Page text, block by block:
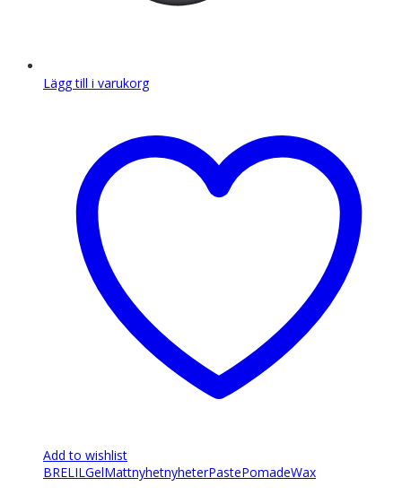
Lägg till i varukorg
Add to wishlist
BRELILGelMattnyhetnyheterPastePomadeWax